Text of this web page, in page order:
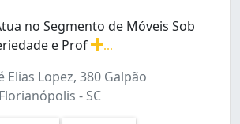
no Segmento de Móveis Sob
e Prof
Elias Lopez, 380 Galpão
- SC